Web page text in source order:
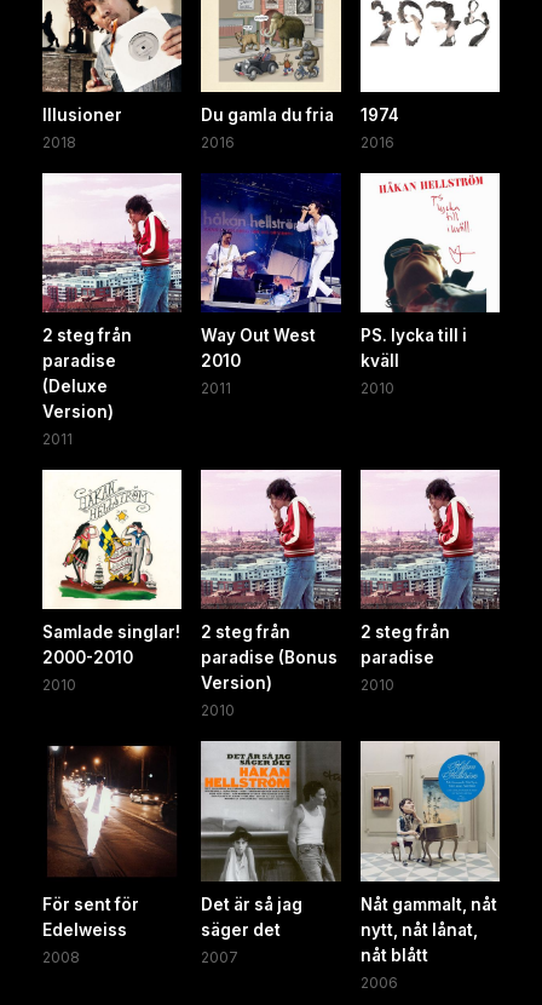
Illusioner
2018
Du gamla du fria
2016
1974
2016
2 steg från
paradise
(Deluxe
Version)
2011
Way Out West
2010
2011
PS. lycka till i
kväll
2010
Samlade singlar!
2000-2010
2010
2 steg från
paradise (Bonus
Version)
2010
2 steg från
paradise
2010
För sent för
Edelweiss
2008
Det är så jag
säger det
2007
Nåt gammalt, nåt
nytt, nåt lånat,
nåt blått
2006